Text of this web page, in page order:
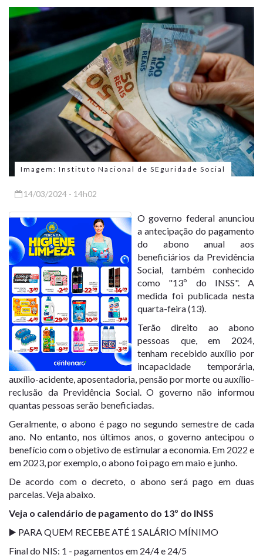
Imagem: Instituto Nacional de SEguridade Social
14/03/2024 - 14h02
O governo federal anunciou
a antecipação do pagamento
do abono anual aos
beneficiários da Previdência
Social, também conhecido
como "13º do INSS". A
medida foi publicada nesta
quarta-feira (13).
Terão direito ao abono
pessoas que, em 2024,
tenham recebido auxílio por
incapacidade temporária,
auxílio-acidente, aposentadoria, pensão por morte ou auxílio-
reclusão da Previdência Social. O governo não informou
quantas pessoas serão beneficiadas.
Geralmente, o abono é pago no segundo semestre de cada
ano. No entanto, nos últimos anos, o governo antecipou o
benefício com o objetivo de estimular a economia. Em 2022 e
em 2023, por exemplo, o abono foi pago em maio e junho.
De acordo com o decreto, o abono será pago em duas
parcelas. Veja abaixo.
Veja o calendário de pagamento do 13º do INSS
▶️ PARA QUEM RECEBE ATÉ 1 SALÁRIO MÍNIMO
Final do NIS: 1 - pagamentos em 24/4 e 24/5